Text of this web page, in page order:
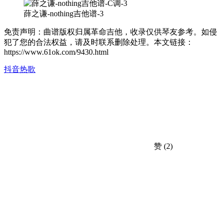
薛之谦-nothing吉他谱-3
免责声明：曲谱版权归属革命吉他，收录仅供琴友参考。如侵
犯了您的合法权益，请及时联系删除处理。本文链接：
https://www.61ok.com/9430.html
抖音热歌
赞 (2)